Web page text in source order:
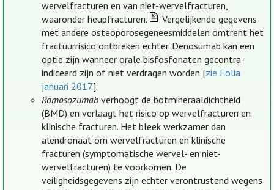
wervelfracturen en van niet-wervelfracturen,
waaronder heupfracturen.
Vergelijkende gegevens
met andere osteoporosegeneesmiddelen omtrent het
fractuurrisico ontbreken echter. Denosumab kan een
optie zijn wanneer orale bisfosfonaten gecontra-
indiceerd zijn of niet verdragen worden [zie Folia
januari 2017].
Romosozumab verhoogt de botmineraaldichtheid
(BMD) en verlaagt het risico op wervelfracturen en
klinische fracturen. Het bleek werkzamer dan
alendronaat om wervelfracturen en klinische
fracturen (symptomatische wervel- en niet-
wervelfracturen) te voorkomen. De
veiligheidsgegevens zijn echter verontrustend wegens